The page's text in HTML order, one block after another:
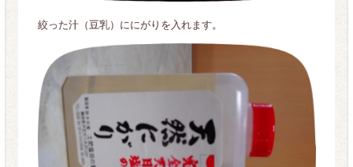
絞った汁（豆乳）ににがりを入れます。